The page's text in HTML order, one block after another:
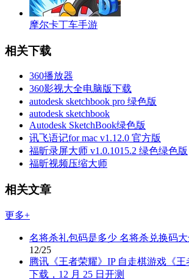
摩尔卡丁车手游
相关下载
360播放器
360影视大全电脑版下载
autodesk sketchbook pro 绿色版
autodesk sketchbook
Autodesk SketchBook绿色版
讯飞语记for mac v1.12.0 官方版
福昕录屏大师 v1.0.1015.2 绿色绿色版
福昕视频压缩大师
相关文章
更多+
名将杀礼包码是多少 名将杀兑换码大
12/25
腾讯《王者荣耀》IP 自走棋游戏《
下载，12 月 25 日开测